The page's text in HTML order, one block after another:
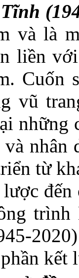
và là
liền
Cuốn
vũ
những
nhân
từ
đến
kết